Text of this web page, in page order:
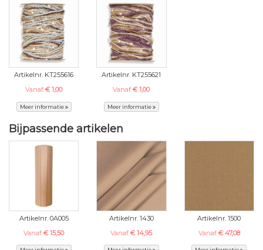
Artikelnr. KT255616
Vanaf€ 1,00
Meer informatie
Artikelnr. KT255621
Vanaf€ 1,00
Meer informatie
Bijpassende artikelen
Artikelnr. 0A005
Vanaf€ 15,50
Artikelnr. 1430
Vanaf€ 14,95
Artikelnr. 1500
Vanaf € 47,08